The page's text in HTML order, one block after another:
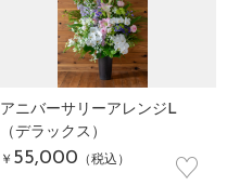
アニバーサリーアレンジL
（デラックス）
￥ 55,000 （税込） ♡